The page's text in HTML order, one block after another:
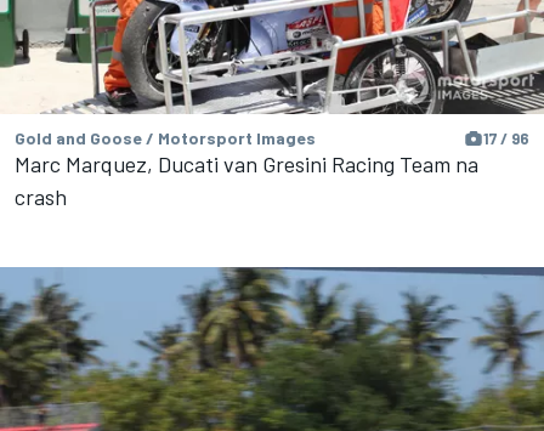
Gold and Goose / Motorsport Images 17 / 96
Marc Marquez, Ducati van Gresini Racing Team na
crash